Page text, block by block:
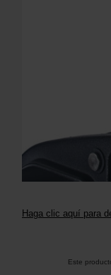
Haga clic aquí para
Este